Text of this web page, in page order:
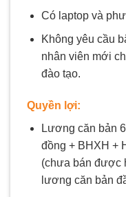
Có laptop và
Không yêu cầu
nhân viên mới
đào tạo.
Quyền lợi:
Lương căn bản
đồng + BHXH +
(chưa bán được
lương căn bản